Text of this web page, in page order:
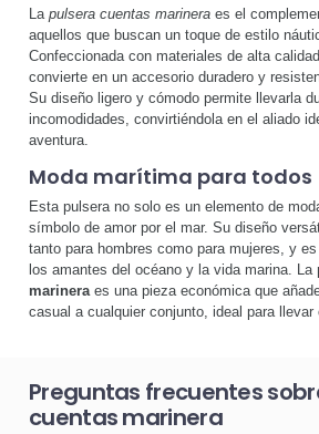
La pulsera cuentas marinera es el
aquellos que buscan un toque de estilo
Confeccionada con materiales de alta
convierte en un accesorio duradero y
Su diseño ligero y cómodo permite llevarla
incomodidades, convirtiéndola en el aliado
aventura.
Moda marítima para todos
Esta pulsera no solo es un elemento de
símbolo de amor por el mar. Su diseño
tanto para hombres como para mujeres, y
los amantes del océano y la vida marina. La
marinera es una pieza económica que
casual a cualquier conjunto, ideal para llevar
Preguntas frecuentes
cuentas marinera